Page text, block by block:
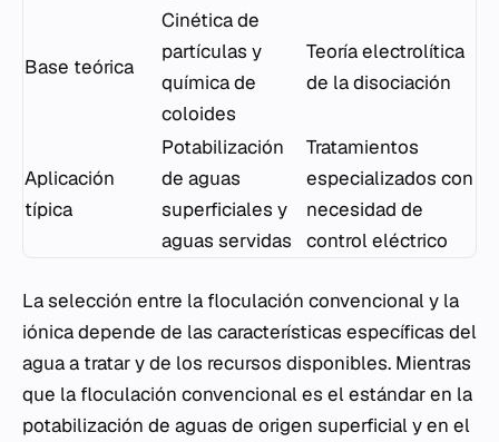
Base teórica
Cinética de
partículas y
química de
coloides
Teoría electrolítica
de la disociación
Aplicación
típica
Potabilización
de aguas
superficiales y
aguas servidas
Tratamientos
especializados con
necesidad de
control eléctrico
La selección entre la floculación convencional y la
iónica depende de las características específicas del
agua a tratar y de los recursos disponibles. Mientras
que la floculación convencional es el estándar en la
potabilización de aguas de origen superficial y en el